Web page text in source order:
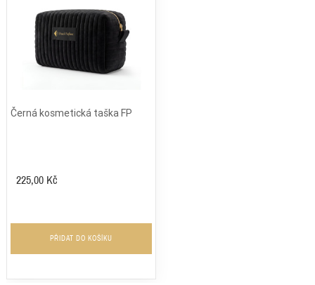
Černá kosmetická taška FP
225,00 Kč
PŘIDAT DO KOŠÍKU